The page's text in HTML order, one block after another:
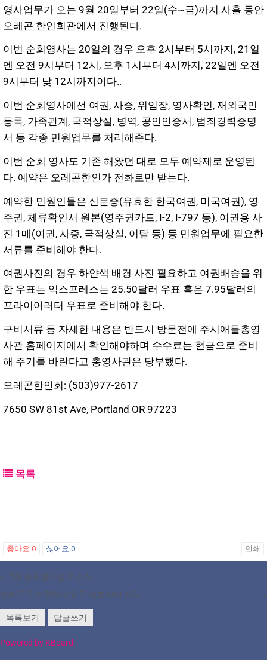
영사업무가 오는 9월 20일부터 22일(수~금)까지 사흘 동안
오레곤 한인회관에서 진행된다.
이번 순회영사는 20일의 경우 오후 2시부터 5시까지, 21일
엔 오전 9시부터 12시, 오후 1시부터 4시까지, 22일엔 오전
9시부터 낮 12시까지이다..
이번 순회영사에선 여권, 사증, 위임장, 영사확인, 재외국민
등록, 가족관계, 국적상실, 병역, 공인인증서, 범죄경력증명
서 등 각종 민원업무를 처리해준다.
이번 순회 영사도 기존 해왔던 대로 모두 예약제로 운영된
다. 예약은 오레곤한인가 전화로만 받는다.
예약한 민원인들은 신분증(유효한 한국여권, 미국여권), 영
주권, 체류확인서 원본(영주권카드, I-2, I-797 등), 여권용 사
진 1매(여권, 사증, 국적상실, 이탈 등) 등 민원업무에 필요한
서류를 준비해야 한다.
여권사진의 경우 하얀색 배경 사진 필요하고 여권배송을 위
한 우표는 익스프레스는 25.50달러 우표 혹은 7.95달러의
프라이어러터 우표로 준비해야 한다.
구비서류 등 자세한 내용은 반드시 방문전에 주시애틀총영
사관 홈페이지에서 확인해야하며 수수료는 현금으로 준비
해 주기를 바란다고 총영사관은 당부했다.
오레곤한인회: (503)977-2617
7650 SW 81st Ave, Portland OR 97223
목록
좋아요 0 싫어요 0 인쇄
«
5월 순회영사업무 소식
오레곤주 순회영사 업무 성황리에 마쳐
»
목록보기 답글쓰기
Powered by KBoard